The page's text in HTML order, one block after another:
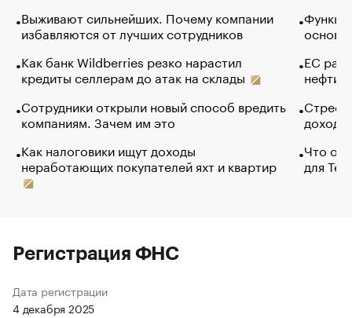
Выживают сильнейших. Почему компании
избавляются от лучших сотрудников
Как банк Wildberries резко нарастил
кредиты селлерам до атак на склады
Сотрудники открыли новый способ вредить
компаниям. Зачем им это
Как налоговики ищут доходы
неработающих покупателей яхт и квартир
основ
ЕС
нефти
Что
для
Регистрация ФНС
Дата регистрации
4 декабря 2025